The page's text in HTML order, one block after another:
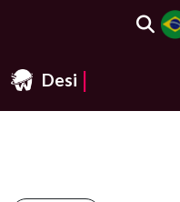
Design &